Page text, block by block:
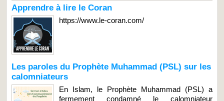
Apprendre à lire le Coran
https://www.le-coran.com/
Les paroles du Prophète Muhammad (PSL) sur les
calomniateurs
En Islam, le Prophète Muhammad (PSL) a
fermement condamné le calomniateur